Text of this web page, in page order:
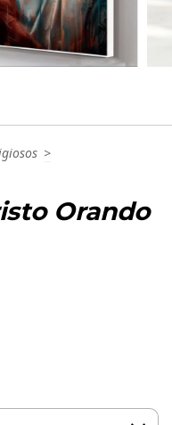
>
Orando